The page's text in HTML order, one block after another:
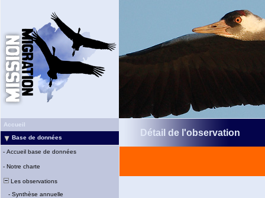
Accueil
Base de données
- Accueil base de données
- Notre charte
Les observations
- Synthèse annuelle
Détail de l'observation